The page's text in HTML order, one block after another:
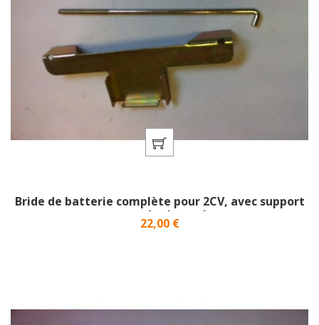
Bride de batterie complète pour 2CV, avec support
pour régulateur}
Prix
22,00 €